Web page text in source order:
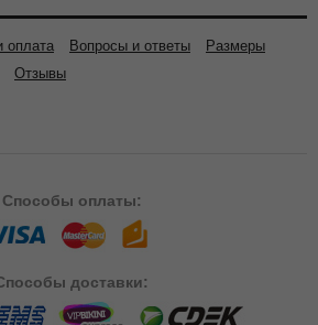
оплата Вопросы и ответы
Размеры
Отзывы
Способы оплаты:
доставки: